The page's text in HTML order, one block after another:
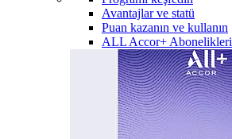
Avantajlar ve statü
Puan kazanın ve kullanın
ALL Accor+ Abonelikleri